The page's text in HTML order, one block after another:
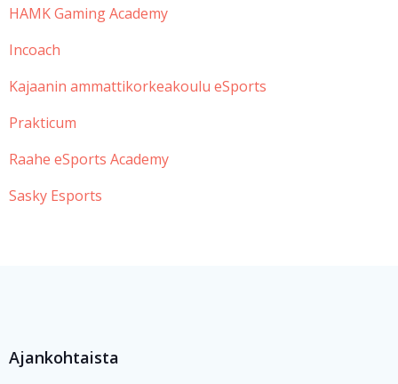
HAMK Gaming Academy
Incoach
Kajaanin ammattikorkeakoulu eSports
Prakticum
Raahe eSports Academy
Sasky Esports
Ajankohtaista